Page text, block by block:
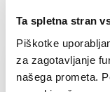
Ta spletna stran
Piškotke
za zagotavljanje
našega prometa.
Beljenje